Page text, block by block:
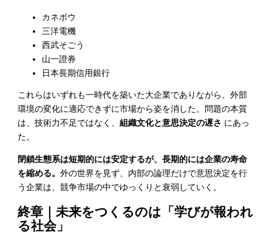
カネボウ
三洋電機
西武そごう
山一證券
日本長期信用銀行
これらはいずれも一時代を築いた大企業でありながら、外部
環境の変化に適応できずに市場から姿を消した。問題の本質
は、技術力不足ではなく、組織文化と意思決定の遅さ にあっ
た。
閉鎖生態系は短期的には安定するが、長期的には企業の寿命
を縮める。外の世界を見ず、内部の論理だけで意思決定を行
う企業は、競争市場の中でゆっくりと衰弱していく。
終章｜未来をつくるのは「学びが報われ
る社会」